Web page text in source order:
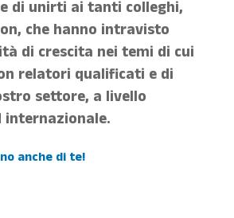
di unirti ai tanti colleghi,
che hanno intravisto
di crescita nei temi di cui
relatori qualificati e di
settore, a livello
internazionale.
anche di te!